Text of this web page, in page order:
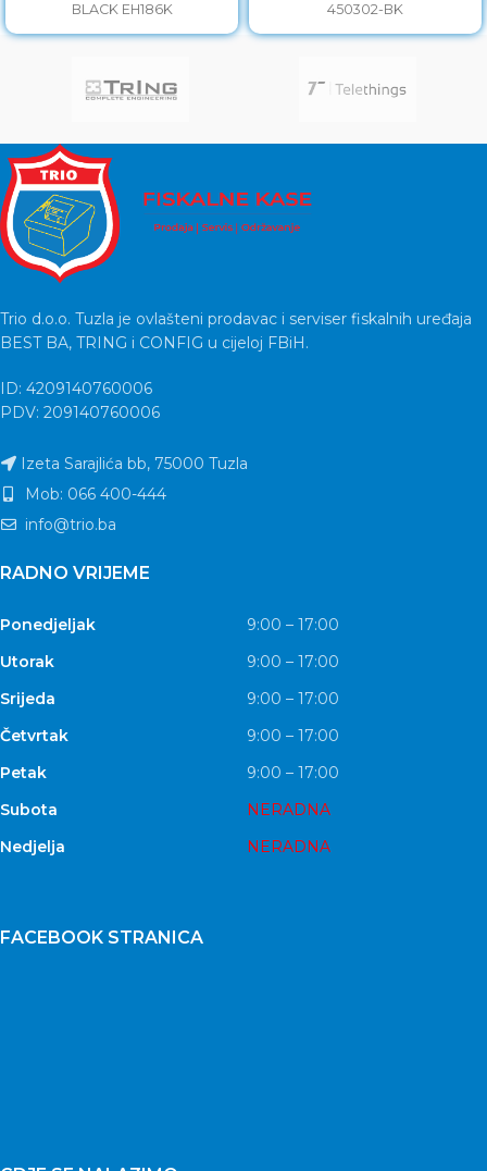
BLACK EH186K
450302-BK
Trio d.o.o. Tuzla je ovlašteni prodavac i serviser fiskalnih uređaja
BEST BA, TRING i CONFIG u cijeloj FBiH.
ID: 4209140760006
PDV: 209140760006
Izeta Sarajlića bb, 75000 Tuzla
Mob: 066 400-444
info@trio.ba
RADNO VRIJEME
Ponedjeljak
9:00 – 17:00
Utorak
9:00 – 17:00
Srijeda
9:00 – 17:00
Četvrtak
9:00 – 17:00
Petak
9:00 – 17:00
Subota
NERADNA
Nedjelja
NERADNA
FACEBOOK STRANICA